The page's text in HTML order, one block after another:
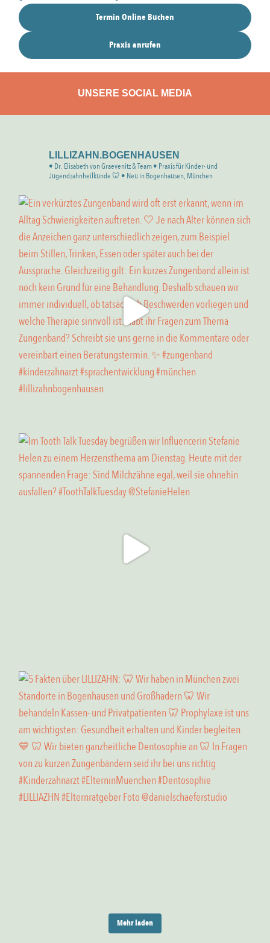
Termin Online Buchen
Praxis anrufen
UNSERE SOCIAL MEDIA
LILLIZAHN.BOGENHAUSEN
• Dr. Elisabeth von Graevenitz & Team• Praxis für Kinder- und
Jugendzahnheilkunde 🦷 • Neu in Bogenhausen, München
Mehr laden